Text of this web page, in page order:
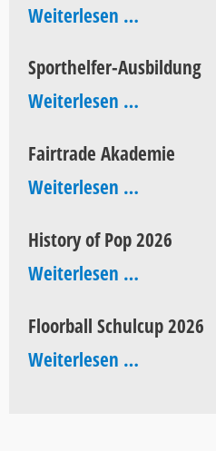
Weiterlesen …bergwärts
Sporthelfer-Ausbildung
Weiterlesen …Sporthelfer-
Fairtrade Akademie
Weiterlesen …Fairtrade
History of Pop 2026
Weiterlesen …History
Pop
2026
Floorball Schulcup 2026
Weiterlesen …Floorball